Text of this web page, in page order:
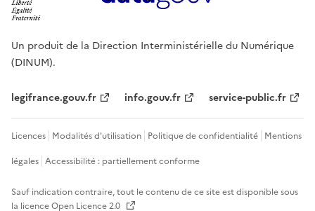
Un produit de la Direction Interministérielle du Numérique
(DINUM).
legifrance.gouv.fr info.gouv.fr service-public.fr
Licences Modalités d'utilisation Politique de confidentialité Mentions
légales Accessibilité : partiellement conforme
Sauf indication contraire, tout le contenu de ce site est disponible sous
la licenceOpen Licence 2.0